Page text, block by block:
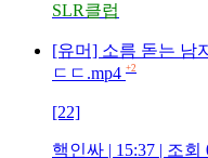
SLR클럽
[유머] 소름 돋는 남
ㄷㄷ.mp4 +2
[22]
핵인싸 | 15:37 | 조회